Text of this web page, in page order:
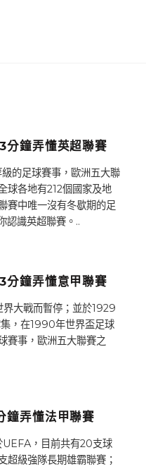
分鐘弄懂英超聯賽
的足球賽事，歐洲五大聯
球各地有212個國家及地
賽中唯一沒有冬歇期的足
認識英超聯賽。..
分鐘弄懂意甲聯賽
大戰而暫停；並於1929
，在1990年世界盃足球
賽事，歐洲五大聯賽之
鐘弄懂法甲聯賽
，目前共有20支球
超級強隊長期雄霸聯賽；